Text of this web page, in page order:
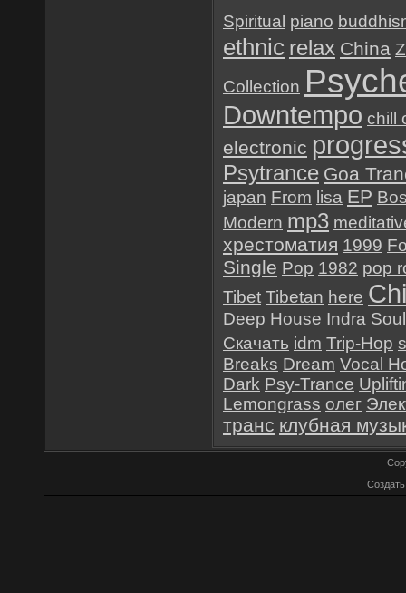
Spiritual piano
ethnic relax China
Collection
Downtempo chill
electronic
Psytrance Goa
japan From lisa EP
Modern mp3
хрестоматия 1999
Single Pop 1982 pop
Tibet Tibetan here
Deep House Indra Soul
Скачать idm Trip-Hop
Breaks Dream Vocal
Dark Psy-Trance
Lemongrass олег
транс клубная